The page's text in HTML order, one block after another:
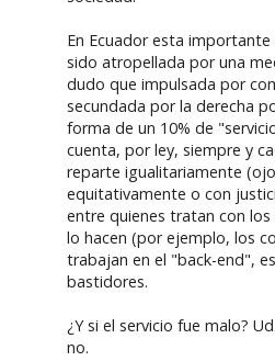
En Ecuador esta
sido atropellada por una
dudo que impulsada por
secundada por la derecha
forma de un 10% de
cuenta, por ley, siempre y
reparte igualitariamente
equitativamente o con
entre quienes tratan con los
lo hacen (por ejemplo, los
trabajan en el "back-end",
bastidores.
¿Y si el servicio fue malo?
no.